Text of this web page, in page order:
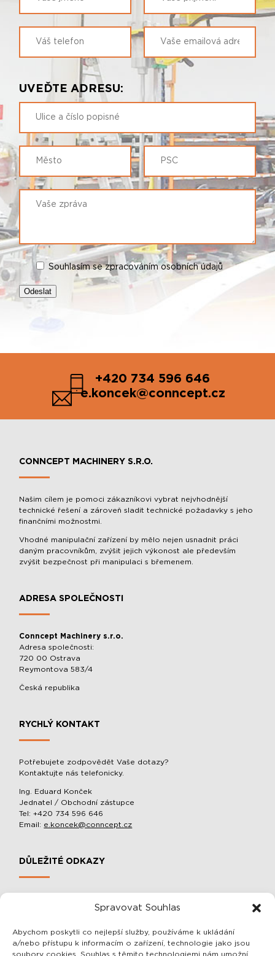
Spravovat Souhlas
Abychom poskytli co nejlepší služby, používáme k ukládání
a/nebo přístupu k informacím o zařízení, technologie jako jsou
soubory cookies. Souhlas s těmito technologiemi nám umožní
UVEĎTE ADRESU:
Souhlasím se zpracováním osobních údajů
+420 734 596 646
e.koncek@conncept.cz
CONNCEPT MACHINERY S.R.O.
Našim cílem je pomoci zákazníkovi vybrat nejvhodnější
technické řešení a zároveň sladit technické požadavky s jeho
finančními možnostmi.
Vhodné manipulační zařízení by mělo nejen usnadnit práci
daným pracovníkům, zvýšit jejich výkonost ale především
zvýšit bezpečnost při manipulaci s břemenem.
ADRESA SPOLEČNOSTI
Conncept Machinery s.r.o.
Adresa společnosti:
720 00 Ostrava
Reymontova 583/4
Česká republika
RYCHLÝ KONTAKT
Potřebujete zodpovědět Vaše dotazy?
Kontaktujte nás telefonicky.
Ing. Eduard Konček
Jednatel / Obchodní zástupce
Tel: +420 734 596 646
Email: e.koncek@conncept.cz
DŮLEŽITÉ ODKAZY
OCHRANA OSOBNÍCH ÚDAJŮ
OBCHODNÍ PODMÍNKY